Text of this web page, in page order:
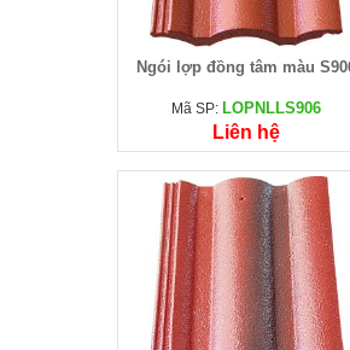
Ngói lợp đồng tâm màu
Mã SP: LOPNLLS906
Liên hệ